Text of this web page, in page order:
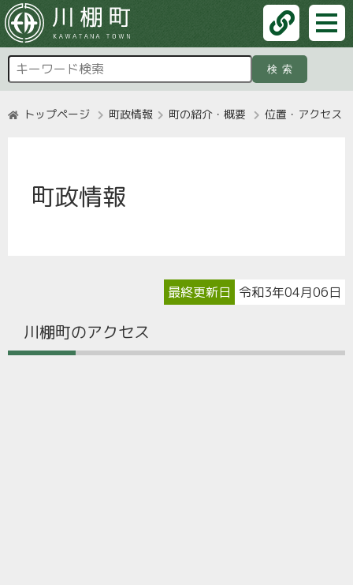
検索
トップページ 町政情報 町の紹介・概要 位置・アクセス
町政情報
最終更新日 令和3年04月06日
川棚町のアクセス